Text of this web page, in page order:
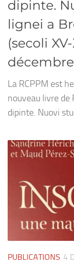
dipinte.
lignei a
(secoli
La RCPPM est
nouveau livre
dipinte. Nuovi
PUBLICATIONS 4